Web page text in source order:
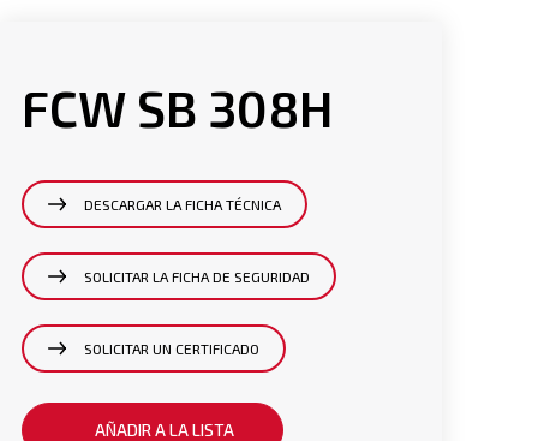
FCW SB 308H
DESCARGAR LA FICHA TÉCNICA
SOLICITAR LA FICHA DE SEGURIDAD
SOLICITAR UN CERTIFICADO
AÑADIR A LA LISTA